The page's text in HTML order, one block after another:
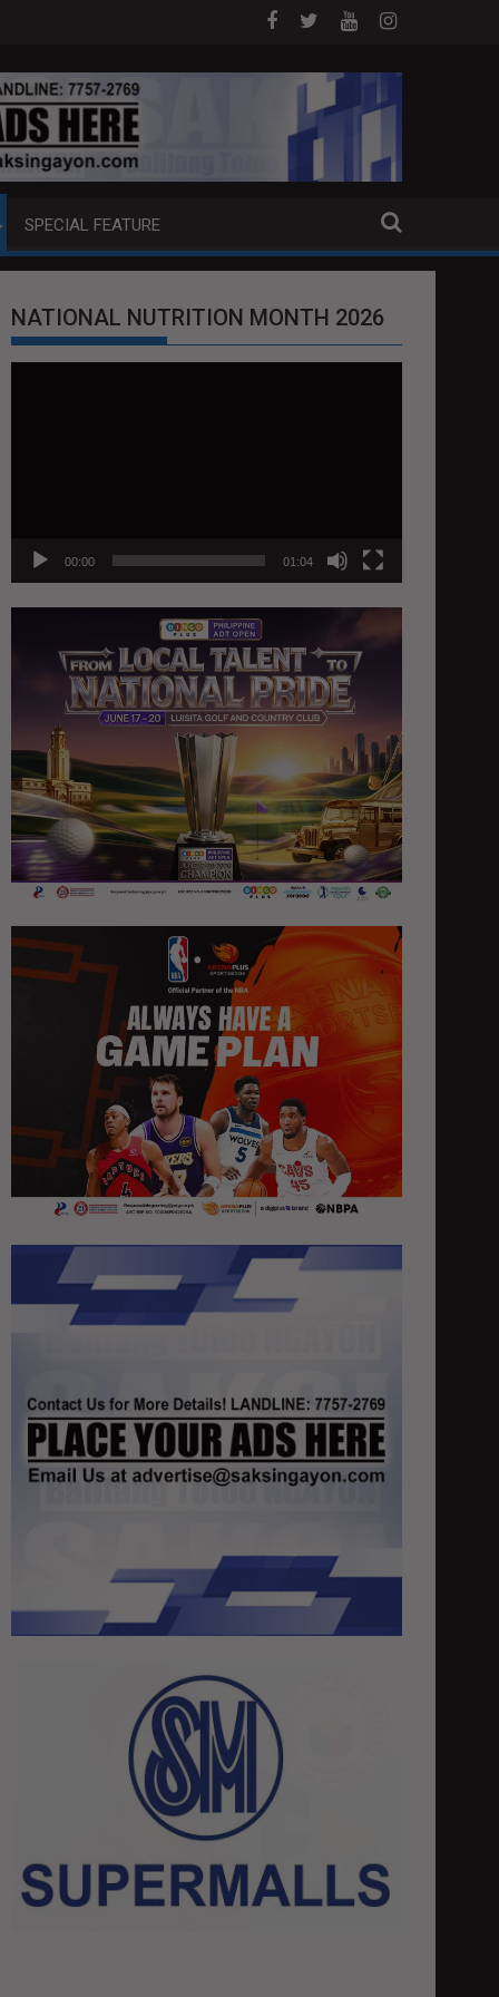
EXTRADITION REQUEST NG U.S. LABAN KAY QUIBOLOY
MAHIGIT P21-M HALAGANG SMUGGLED
SPECIAL FEATURE
NATIONAL NUTRITION MONTH 2026
00:00 01:04